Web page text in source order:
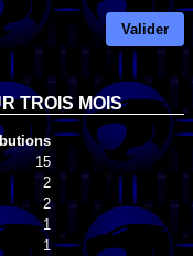
Valider
TROIS MOIS
15
2
2
1
1